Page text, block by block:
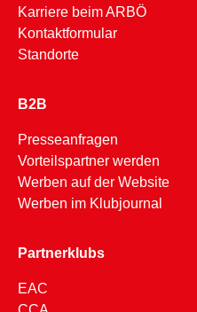
Karriere beim ARBÖ
Kontaktformular
Standorte
B2B
Presseanfragen
Vorteilspartner werden
Werben auf der Website
Werben im Klubjournal
Partnerklubs
EAC